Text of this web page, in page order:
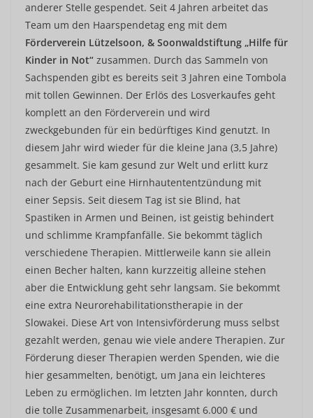
anderer Stelle gespendet. Seit 4 Jahren arbeitet das
Team um den Haarspendetag eng mit dem
Förderverein Lützelsoon, & Soonwaldstiftung „Hilfe für
Kinder in Not“ zusammen. Durch das Sammeln von
Sachspenden gibt es bereits seit 3 Jahren eine Tombola
mit tollen Gewinnen. Der Erlös des Losverkaufes geht
komplett an den Förderverein und wird
zweckgebunden für ein bedürftiges Kind genutzt. In
diesem Jahr wird wieder für die kleine Jana (3,5 Jahre)
gesammelt. Sie kam gesund zur Welt und erlitt kurz
nach der Geburt eine Hirnhautententzündung mit
einer Sepsis. Seit diesem Tag ist sie Blind, hat
Spastiken in Armen und Beinen, ist geistig behindert
und schlimme Krampfanfälle. Sie bekommt täglich
verschiedene Therapien. Mittlerweile kann sie allein
einen Becher halten, kann kurzzeitig alleine stehen
aber die Entwicklung geht sehr langsam. Sie bekommt
eine extra Neurorehabilitationstherapie in der
Slowakei. Diese Art von Intensivförderung muss selbst
gezahlt werden, genau wie viele andere Therapien. Zur
Förderung dieser Therapien werden Spenden, wie die
hier gesammelten, benötigt, um Jana ein leichteres
Leben zu ermöglichen. Im letzten Jahr konnten, durch
die tolle Zusammenarbeit, insgesamt 6.000 € und